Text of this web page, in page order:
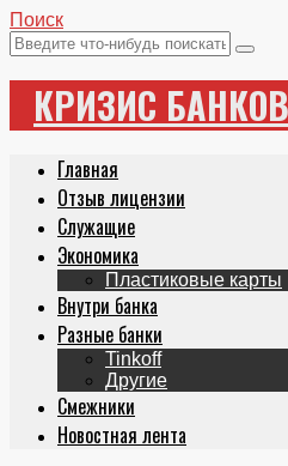
Поиск
КРИЗИС БАНКОВ
Главная
Отзыв лицензии
Служащие
Экономика
Пластиковые карты
Внутри банка
Разные банки
Tinkoff
Другие
Смежники
Новостная лента